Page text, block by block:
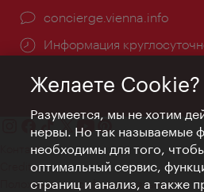
concierge.vienna.info
Информация
Контакт
Credits
Положение о конфиденциальности
Желаете Cookie?
Разумеется, мы не хотим
нервы. Но так называемые
необходимы для того,
оптимальный сервис,
страниц и анализ, а также